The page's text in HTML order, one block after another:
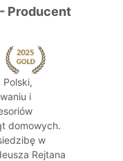
- Producent
Polski,
i
domowych.
w
Rejtana